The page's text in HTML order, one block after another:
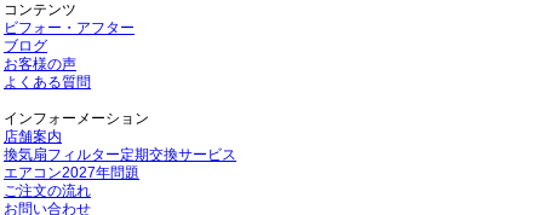
コンテンツ
ビフォー・アフター
ブログ
お客様の声
よくある質問
インフォーメーション
店舗案内
換気扇フィルター定期交換サービス
エアコン2027年問題
ご注文の流れ
お問い合わせ